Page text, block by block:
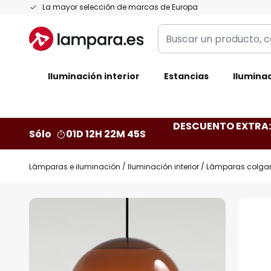
La mayor selección de marcas de Europa
Ir
contenido
Buscar
un
categoría,
Iluminación interior Estancias
Sólo 01D 12H 22M 44S
DESCUENTO
Lámparas e iluminación Iluminación interior Lámparas
Saltar